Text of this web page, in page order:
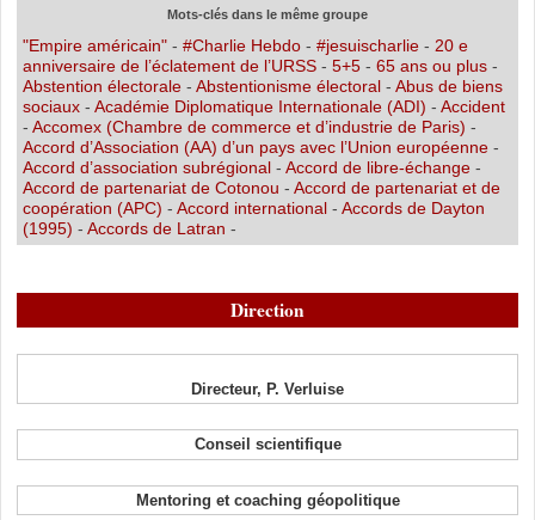
Mots-clés dans le même groupe
"Empire américain"- #Charlie Hebdo- #jesuischarlie- 20 e
anniversaire de l’éclatement de l’URSS- 5+5- 65 ans ou plus-
Abstention électorale- Abstentionisme électoral- Abus de biens
sociaux- Académie Diplomatique Internationale (ADI) - Accident
- Accomex (Chambre de commerce et d’industrie de Paris) -
Accord d’Association (AA) d’un pays avec l’Union européenne-
Accord d’association subrégional- Accord de libre-échange-
Accord de partenariat de Cotonou - Accord de partenariat et de
coopération (APC) - Accord international- Accords de Dayton
(1995) - Accords de Latran -
Direction
Directeur, P. Verluise
Conseil scientifique
Mentoring et coaching géopolitique